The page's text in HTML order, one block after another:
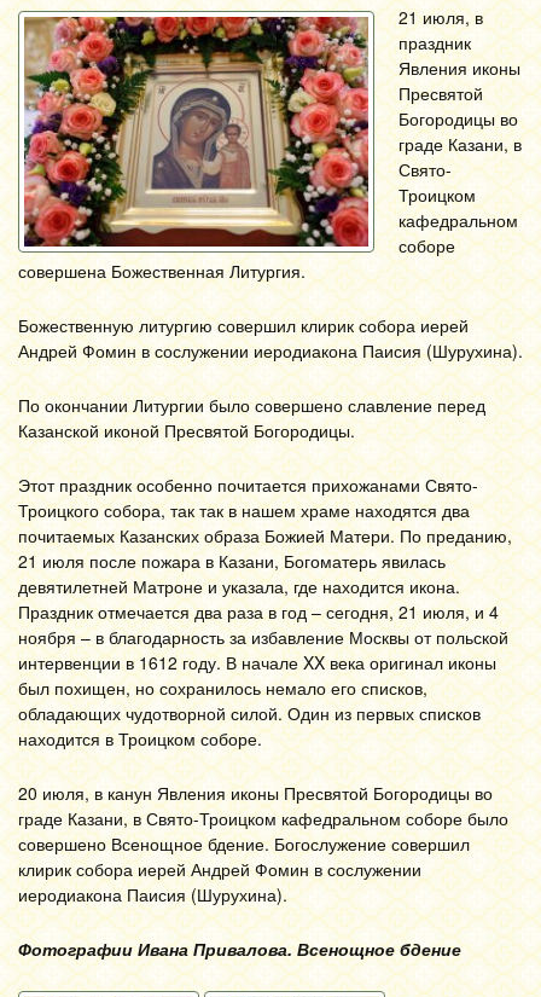
21 июля, в
праздник
Явления иконы
Пресвятой
Богородицы во
граде Казани, в
Свято-
Троицком
кафедральном
соборе
совершена Божественная Литургия.
Божественную литургию совершил клирик собора иерей
Андрей Фомин в сослужении иеродиакона Паисия (Шурухина).
По окончании Литургии было совершено славление перед
Казанской иконой Пресвятой Богородицы.
Этот праздник особенно почитается прихожанами Свято-
Троицкого собора, так так в нашем храме находятся два
почитаемых Казанских образа Божией Матери. По преданию,
21 июля после пожара в Казани, Богоматерь явилась
девятилетней Матроне и указала, где находится икона.
Праздник отмечается два раза в год – сегодня, 21 июля, и 4
ноября – в благодарность за избавление Москвы от польской
интервенции в 1612 году. В начале XX века оригинал иконы
был похищен, но сохранилось немало его списков,
обладающих чудотворной силой. Один из первых списков
находится в Троицком соборе.
20 июля, в канун Явления иконы Пресвятой Богородицы во
граде Казани, в Свято-Троицком кафедральном соборе было
совершено Всенощное бдение. Богослужение совершил
клирик собора иерей Андрей Фомин в сослужении
иеродиакона Паисия (Шурухина).
Фотографии Ивана Привалова. Всенощное бдение